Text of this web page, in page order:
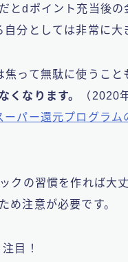
とdポイント充当後
分としては非常に大
って無駄に使うこと
くなります。
（2020
ーパー還元プログラム
クの習慣を作れば大
ため注意が必要です。
目！